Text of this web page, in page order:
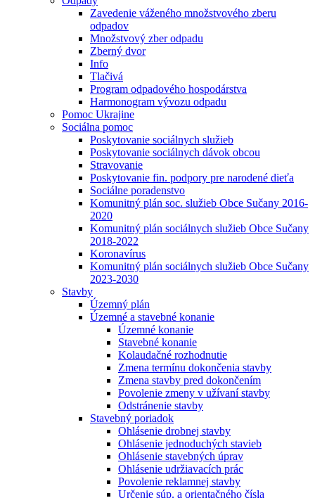
Zavedenie váženého množstvového zberu
odpadov
Množstvový zber odpadu
Zberný dvor
Info
Tlačivá
Program odpadového hospodárstva
Harmonogram vývozu odpadu
Pomoc Ukrajine
Sociálna pomoc
Poskytovanie sociálnych služieb
Poskytovanie sociálnych dávok obcou
Stravovanie
Poskytovanie fin. podpory pre narodené dieťa
Sociálne poradenstvo
Komunitný plán soc. služieb Obce Sučany 2016-
2020
Komunitný plán sociálnych služieb Obce Sučany
2018-2022
Koronavírus
Komunitný plán sociálnych služieb Obce Sučany
2023-2030
Stavby
Územný plán
Územné a stavebné konanie
Územné konanie
Stavebné konanie
Kolaudačné rozhodnutie
Zmena termínu dokončenia stavby
Zmena stavby pred dokončením
Povolenie zmeny v užívaní stavby
Odstránenie stavby
Stavebný poriadok
Ohlásenie drobnej stavby
Ohlásenie jednoduchých stavieb
Ohlásenie stavebných úprav
Ohlásenie udržiavacích prác
Povolenie reklamnej stavby
Určenie súp. a orientačného čísla